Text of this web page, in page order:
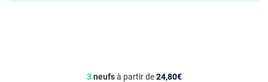
3neufsà partir de24,80€